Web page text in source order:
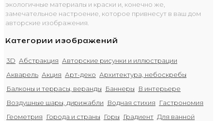
экологичные материалы и краски и, конечно же,
замечательное настроение, которое привнесут в ваш дом
авторские изображения.
Категории изображений
3D Абстракция Авторские рисунки и иллюстрации
Акварель Акция Арт-деко Архитектура, небоскребы
Балконы и террасы, веранды
Баннеры
В интерьере
Воздушные шары, дирижабли
Водная стихия
Гастрономия
Геометрия
Города и страны Горы Градиент Для ванной